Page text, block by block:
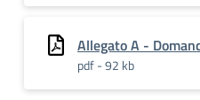
Allegato A -
pdf - 92 kb